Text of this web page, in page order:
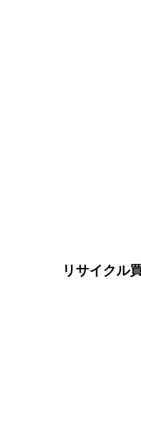
リサイクル